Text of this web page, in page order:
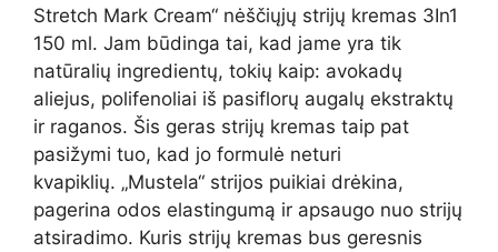
Stretch Mark Cream“ nėščiųjų strijų kremas 3In1
150 ml. Jam būdinga tai, kad jame yra tik
natūralių ingredientų, tokių kaip: avokadų
aliejus, polifenoliai iš pasiflorų augalų ekstraktų
ir raganos. Šis geras strijų kremas taip pat
pasižymi tuo, kad jo formulė neturi
kvapiklių. „Mustela“ strijos puikiai drėkina,
pagerina odos elastingumą ir apsaugo nuo strijų
atsiradimo. Kuris strijų kremas bus geresnis